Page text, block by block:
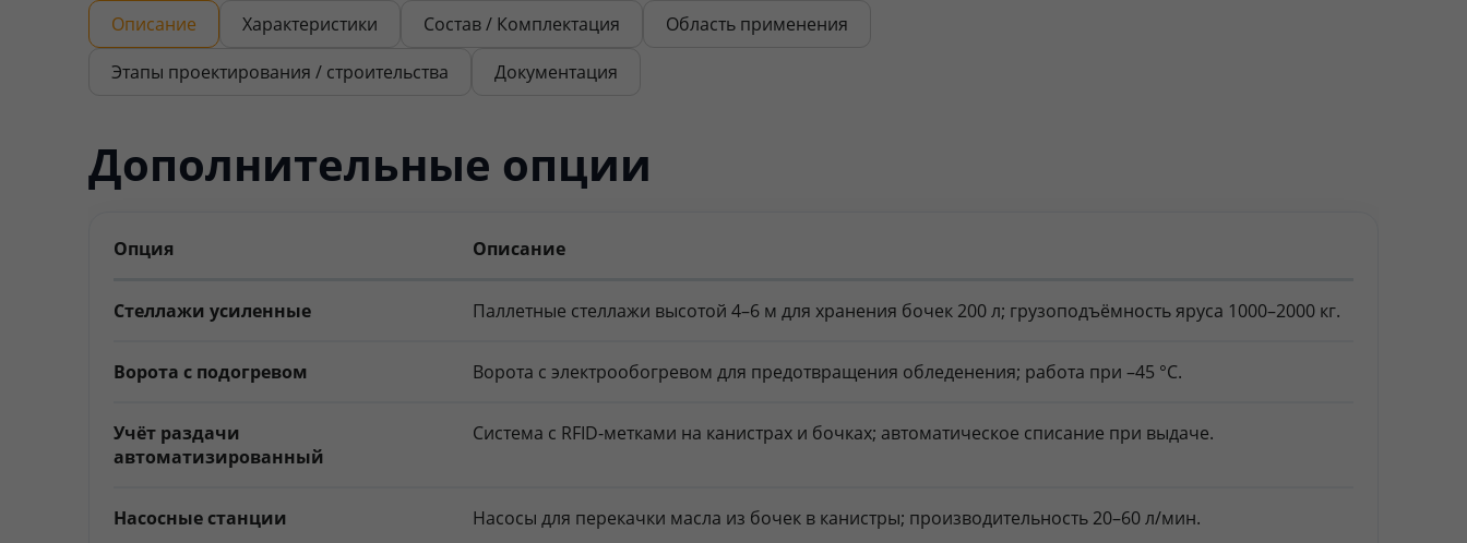
Описание Характеристики Состав / Комплектация
Область применения
Этапы проектирования / строительства
Документация
Дополнительные опции
Опция Описание
Стеллажи усиленные Паллетные стеллажи высотой 4–6 м для хранения бочек 200 л; грузоподъёмность яруса 1000–2000 кг.
Ворота с подогревом Ворота с электрообогревом для предотвращения обледенения; работа при –45 °C.
Учёт раздачи
автоматизированный
Система с RFID-метками на канистрах и бочках; автоматическое списание при выдаче.
Насосные станции Насосы для перекачки масла из бочек в канистры; производительность 20–60 л/мин.